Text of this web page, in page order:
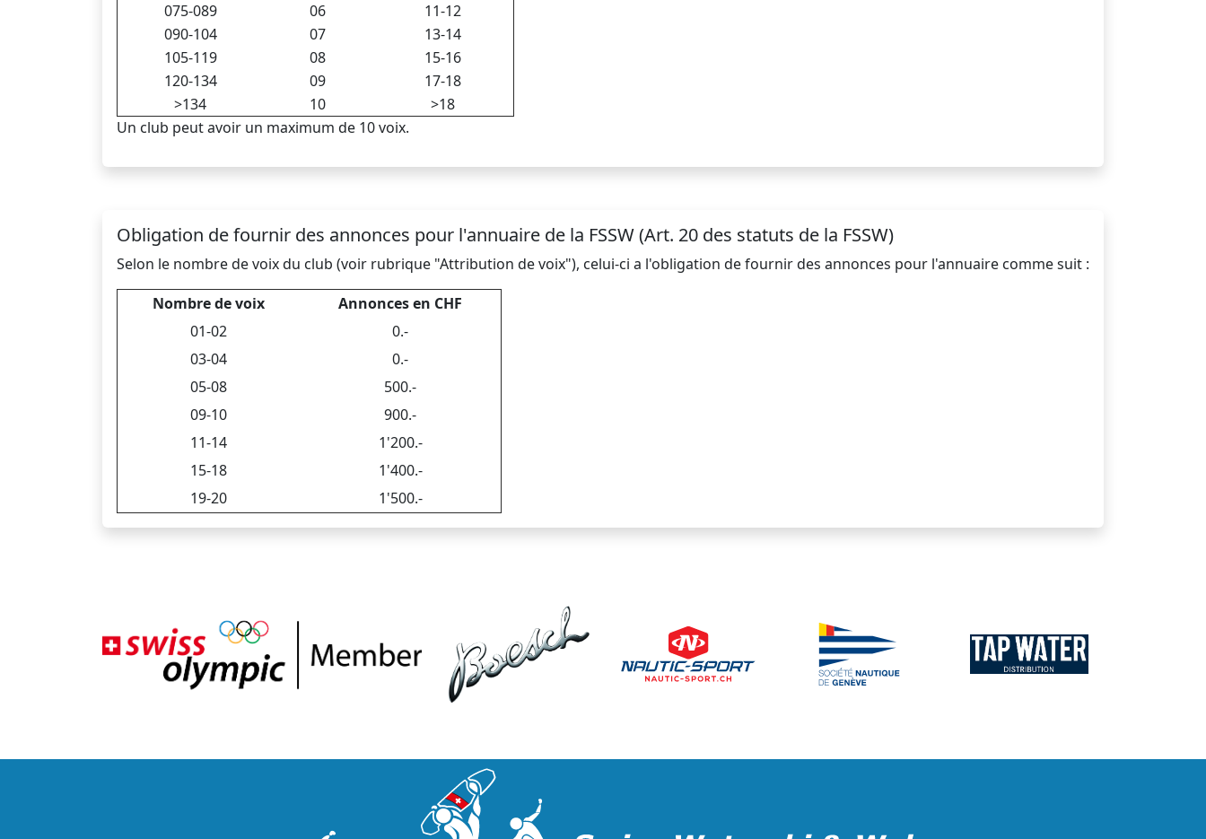
075-089
06
11-12
090-104
07
13-14
105-119
08
15-16
120-134
09
17-18
>134
10
>18
Un club peut avoir un maximum de 10 voix.
Obligation de fournir des annonces pour l'annuaire de la FSSW (Art. 20 des statuts de la FSSW)
Selon le nombre de voix du club (voir rubrique "Attribution de voix"), celui-ci a l'obligation de fournir des annonces pour l'annuaire comme suit :
Nombre de voix
Annonces en CHF
01-02
0.-
03-04
0.-
05-08
500.-
09-10
900.-
11-14
1'200.-
15-18
1'400.-
19-20
1'500.-